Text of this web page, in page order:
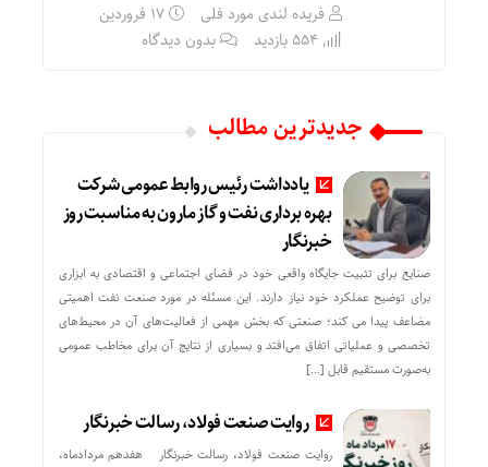
فریده لندی مورد فلی
۱۷ فروردین
بدون دیدگاه
جدیدترین مطالب
یادداشت رئیس روابط عمومی شرکت
بهره برداری نفت و گاز مارون به مناسبت روز
خبرنگار
صنایع برای تثبیت جایگاه واقعی خود در فضای اجتماعی و اقتصادی به ابزاری
برای توضیح عملکرد خود نیاز دارند. این مسئله در مورد صنعت نفت اهمیتی
مضاعف پیدا می کند؛ صنعتی که بخش مهمی از فعالیت‌های آن در محیط‌های
تخصصی و عملیاتی اتفاق می‌افتد و بسیاری از نتایج آن برای مخاطب عمومی
به‌صورت مستقیم قابل […]
روایت صنعت فولاد،‌ رسالت خبرنگار
روایت صنعت فولاد،‌ رسالت خبرنگار هفدهم مردادماه،